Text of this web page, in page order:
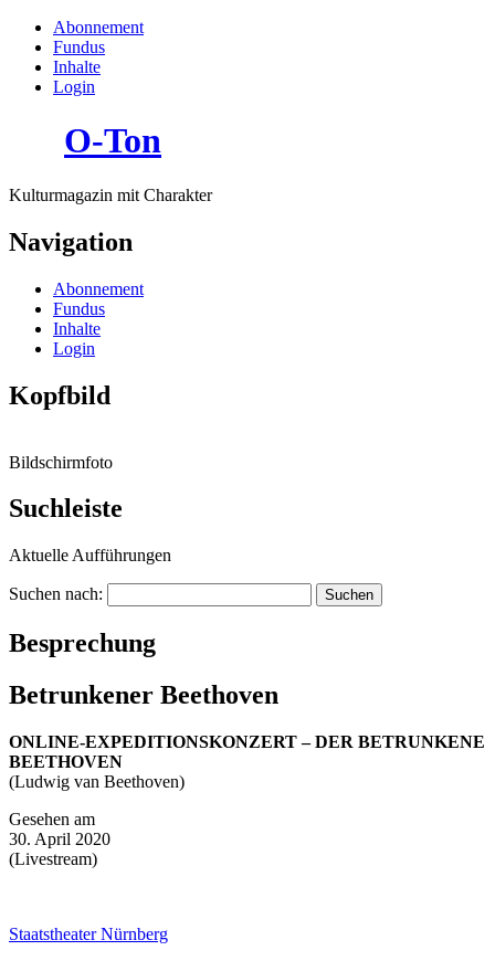
Abonnement
Fundus
Inhalte
Login
O-Ton
Kulturmagazin mit Charakter
Navigation
Abonnement
Fundus
Inhalte
Login
Kopfbild
Bildschirmfoto
Suchleiste
Aktuelle Aufführungen
Suchen nach:
Besprechung
Betrunkener Beethoven
ONLINE-EXPEDITIONSKONZERT – DER BETRUNKENE
BEETHOVEN
(Ludwig van Beethoven)
Gesehen am
30. April 2020
(Livestream)
Staatstheater Nürnberg